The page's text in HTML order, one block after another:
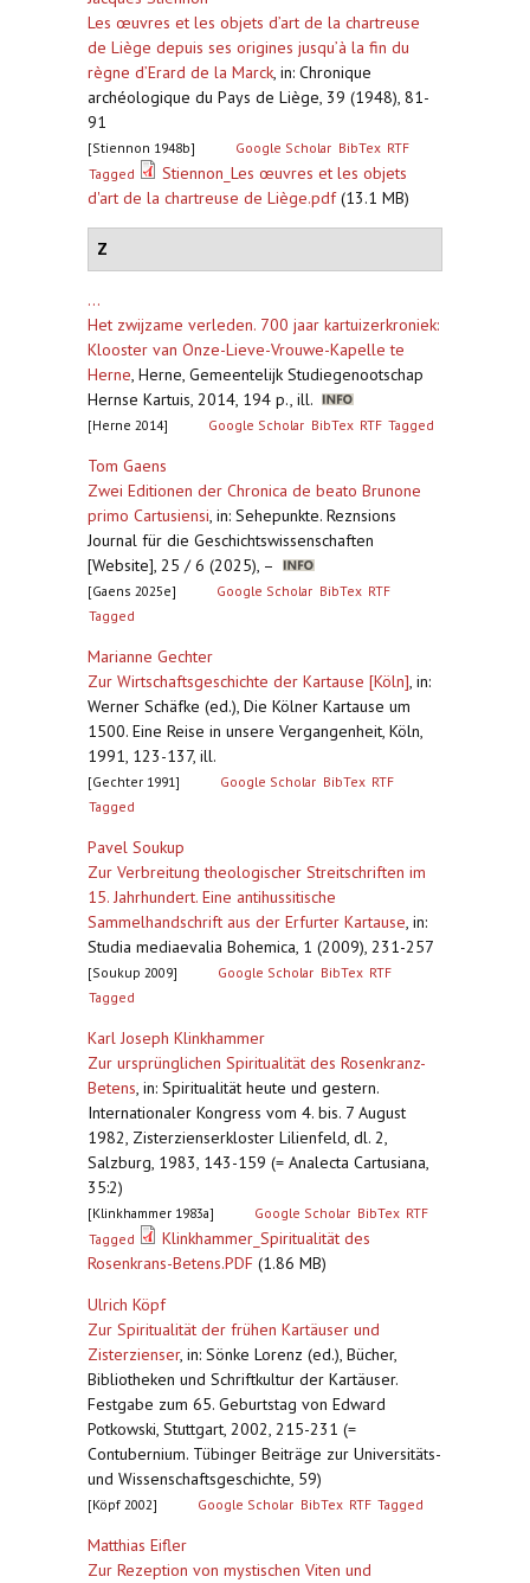
Les œuvres et les objets d’art de la chartreuse
de Liège depuis ses origines jusqu’à la fin du
règne d’Erard de la Marck, in: Chronique
archéologique du Pays de Liège, 39 (1948), 81-
91
[Stiennon 1948b] Google Scholar BibTex RTF
Tagged
Stiennon_Les œuvres et les objets
d'art de la chartreuse de Liège.pdf(13.1 MB)
Z
...
Het zwijzame verleden. 700 jaar kartuizerkroniek:
Klooster van Onze-Lieve-Vrouwe-Kapelle te
Herne, Herne, Gemeentelijk Studiegenootschap
Hernse Kartuis, 2014, 194 p., ill.
[Herne 2014] Google Scholar BibTex RTF Tagged
Tom Gaens
Zwei Editionen der Chronica de beato Brunone
primo Cartusiensi, in: Sehepunkte. Reznsions
Journal für die Geschichtswissenschaften
[Website], 25 / 6 (2025), –
[Gaens 2025e] Google Scholar BibTex RTF
Tagged
Marianne Gechter
Zur Wirtschaftsgeschichte der Kartause [Köln], in:
Werner Schäfke (ed.), Die Kölner Kartause um
1500. Eine Reise in unsere Vergangenheit, Köln,
1991, 123-137, ill.
[Gechter 1991] Google Scholar BibTex RTF
Tagged
Pavel Soukup
Zur Verbreitung theologischer Streitschriften im
15. Jahrhundert. Eine antihussitische
Sammelhandschrift aus der Erfurter Kartause, in:
Studia mediaevalia Bohemica, 1 (2009), 231-257
[Soukup 2009] Google Scholar BibTex RTF
Tagged
Karl Joseph Klinkhammer
Zur ursprünglichen Spiritualität des Rosenkranz-
Betens, in: Spiritualität heute und gestern.
Internationaler Kongress vom 4. bis. 7 August
1982, Zisterzienserkloster Lilienfeld, dl. 2,
Salzburg, 1983, 143-159 (= Analecta Cartusiana,
35:2)
[Klinkhammer 1983a] Google Scholar BibTex RTF
Tagged
Klinkhammer_Spiritualität des
Rosenkrans-Betens.PDF (1.86 MB)
Ulrich Köpf
Zur Spiritualität der frühen Kartäuser und
Zisterzienser, in: Sönke Lorenz (ed.), Bücher,
Bibliotheken und Schriftkultur der Kartäuser.
Festgabe zum 65. Geburtstag von Edward
Potkowski, Stuttgart, 2002, 215-231 (=
Contubernium. Tübinger Beiträge zur Universitäts-
und Wissenschaftsgeschichte, 59)
[Köpf 2002] Google Scholar BibTex RTF Tagged
Matthias Eifler
Zur Rezeption von mystischen Viten und